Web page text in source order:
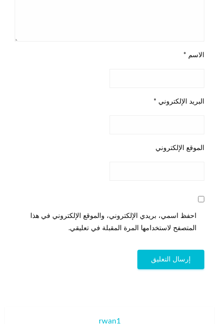
الاسم *
البريد الإلكتروني *
الموقع الإلكتروني
احفظ اسمي، بريدي الإلكتروني، والموقع الإلكتروني في هذا
المتصفح لاستخدامها المرة المقبلة في تعليقي.
rwan1